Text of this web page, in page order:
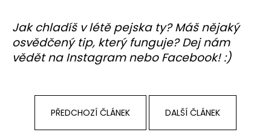
Jak chladíš v létě pejska ty? Máš nějaký
osvědčený tip, který funguje? Dej nám
vědět na Instagram nebo Facebook! :)
PŘEDCHOZÍ ČLÁNEK DALŠÍ ČLÁNEK